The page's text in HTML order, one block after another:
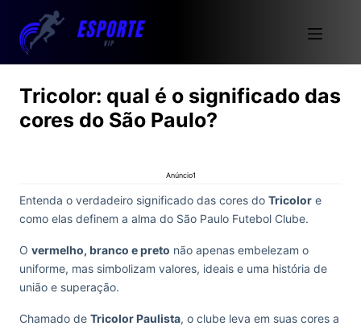
Tricolor: qual é o significado das
cores do São Paulo?
Anúncio1
Entenda o verdadeiro significado das cores do Tricolor e
como elas definem a alma do São Paulo Futebol Clube.
O vermelho, branco e preto não apenas embelezam o
uniforme, mas simbolizam valores, ideais e uma história de
união e superação.
Chamado de Tricolor Paulista, o clube leva em suas cores a